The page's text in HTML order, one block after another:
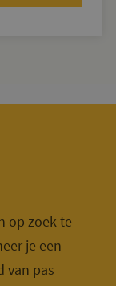
op zoek te
je een
van pas